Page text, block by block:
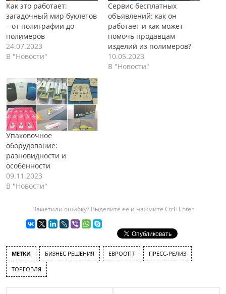
Как это работает:
загадочный мир буклетов
– от полиграфии до
полимеров
24.07.2023
В "Новости"
Сервис бесплатных
объявлений: как он
работает и как может
помочь продавцам
изделий из полимеров?
10.05.2023
В "Новости"
Упаковочное
оборудование:
разновидности и
особенности
09.11.2023
В "Новости"
Заметили ошибку? Выделите ее и нажмите Ctrl+Enter
МЕТКИ БИЗНЕС РЕШЕНИЯ ЕВРООПТ ПРЕСС-РЕЛИЗ
ТОРГОВЛЯ